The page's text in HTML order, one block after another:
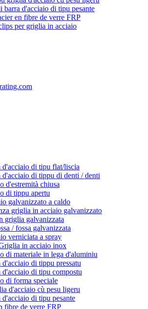
barra d'acciaio di tipu pesante
en fibre de verre FRP
per griglia in acciaio
di tipu flat/liscia
di tippu di denti / denti
d'estremità chiusa
di tippu apertu
galvanizzato a caldo
griglia in acciaio galvanizzato
griglia galvanizzata
/ fossa galvanizzata
verniciata a spray
in acciaio inox
di materiale in lega d'aluminiu
di tippu pressatu
di tipu compostu
di forma speciale
d'acciaio cù pesu ligeru
di tipu pesante
fibre de verre FRP